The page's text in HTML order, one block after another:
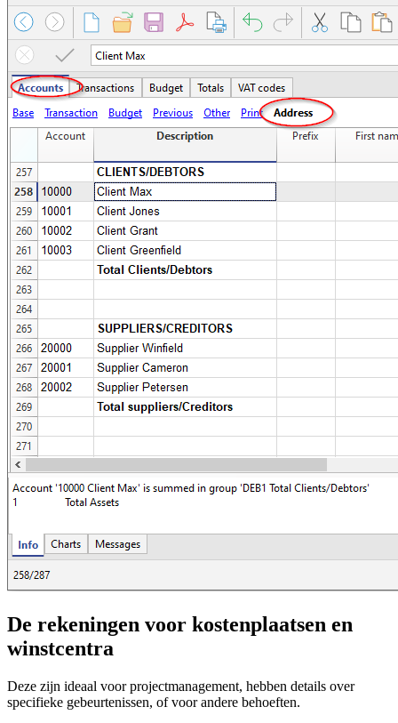
De rekeningen voor kostenplaatsen en
winstcentra
Deze zijn ideaal voor projectmanagement, hebben details over
specifieke gebeurtenissen, of voor andere behoeften.